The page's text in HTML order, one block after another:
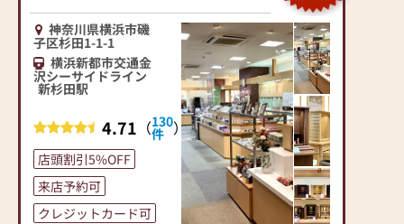
神奈川県横浜市磯
子区杉田1-1-1
横浜新都市交通金
沢シーサイドライン
新杉田駅
4.71 （130
件 ）
店頭割引5%OFF
来店予約可
クレジットカード可